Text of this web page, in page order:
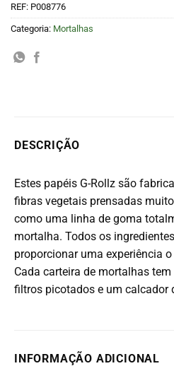
REF: P008776
Categoria: Mortalhas
DESCRIÇÃO
Estes papéis G-Rollz são
fibras vegetais prensadas
como uma linha de goma
mortalha. Todos os
proporcionar uma experiência
Cada carteira de mortalhas
filtros picotados e um calcador
INFORMAÇÃO ADICIONAL